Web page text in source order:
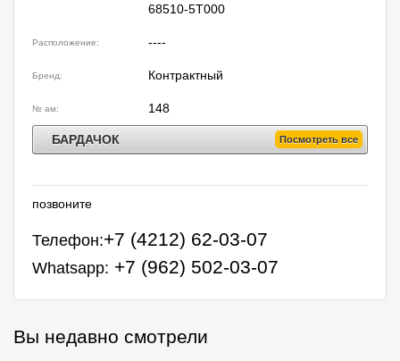
68510-5T000
Расположение: ----
Бренд: Контрактный
№ ам: 148
БАРДАЧОК Посмотреть все
позвоните
Телефон:+7 (4212) 62-03-07
Whatsapp: +7 (962) 502-03-07
Вы недавно смотрели